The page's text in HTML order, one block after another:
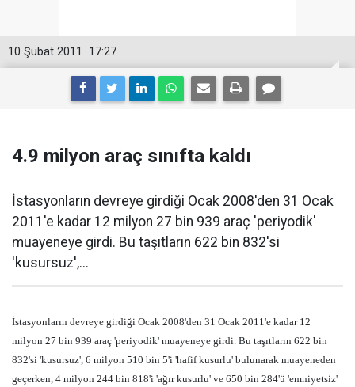
17:27
10 Şubat 2011
4.9 milyon araç sınıfta kaldı
İstasyonların devreye girdiği Ocak 2008'den 31 Ocak
2011'e kadar 12 milyon 27 bin 939 araç 'periyodik'
muayeneye girdi. Bu taşıtların 622 bin 832'si
'kusursuz',...
İstasyonların devreye girdiği Ocak 2008'den 31 Ocak 2011'e kadar 12
milyon 27 bin 939 araç 'periyodik' muayeneye girdi. Bu taşıtların 622 bin
832'si 'kusursuz', 6 milyon 510 bin 5'i 'hafif kusurlu' bulunarak muayeneden
geçerken, 4 milyon 244 bin 818'i 'ağır kusurlu' ve 650 bin 284'ü 'emniyetsiz'